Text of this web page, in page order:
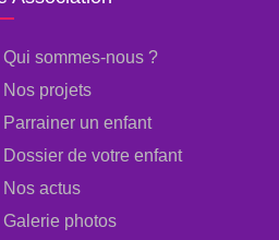
Qui sommes-nous ?
Nos projets
Parrainer un enfant
Dossier de votre enfant
Nos actus
Galerie photos